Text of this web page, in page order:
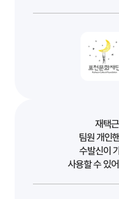
재택
팀원 개인
수발신이
사용할 수 있